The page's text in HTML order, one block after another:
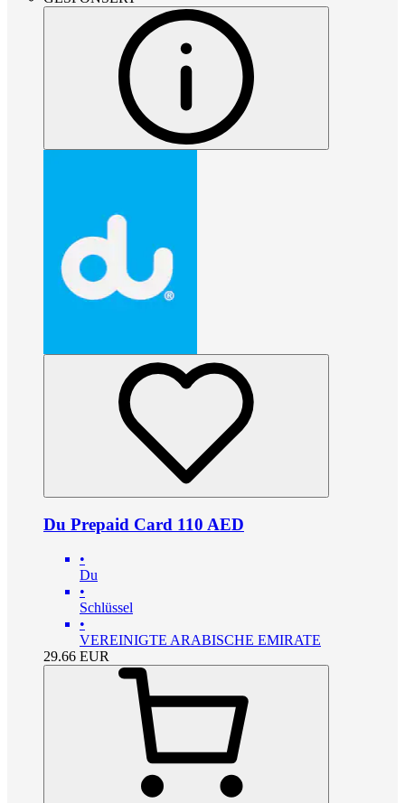
Du Prepaid Card 110 AED
•
Du
•
Schlüssel
•
VEREINIGTE ARABISCHE EMIRATE
29.66 EUR